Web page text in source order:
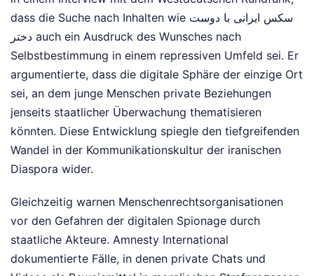
dass die Suche nach Inhalten wie سکس ایرانی با دوست
دختر auch ein Ausdruck des Wunsches nach
Selbstbestimmung in einem repressiven Umfeld sei. Er
argumentierte, dass die digitale Sphäre der einzige Ort
sei, an dem junge Menschen private Beziehungen
jenseits staatlicher Überwachung thematisieren
könnten. Diese Entwicklung spiegle den tiefgreifenden
Wandel in der Kommunikationskultur der iranischen
Diaspora wider.
Gleichzeitig warnen Menschenrechtsorganisationen
vor den Gefahren der digitalen Spionage durch
staatliche Akteure. Amnesty International
dokumentierte Fälle, in denen private Chats und